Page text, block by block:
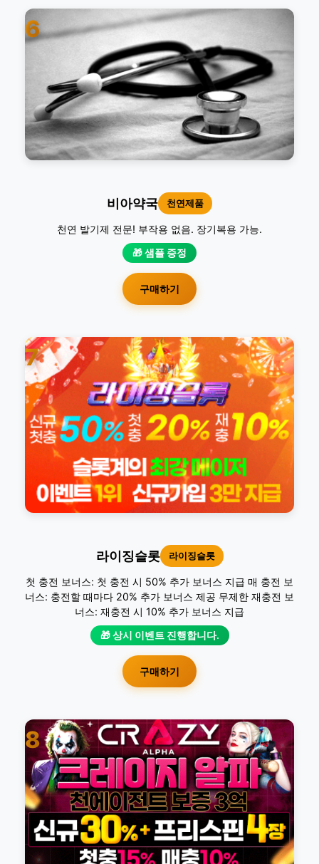
6
비아약국 천연제품
천연 발기제 전문! 부작용 없음. 장기복용 가능.
🎁 샘플 증정
구매하기
7
라이징슬롯 라이징슬롯
첫 충전 보너스: 첫 충전 시 50% 추가 보너스 지급 매 충전 보
너스: 충전할 때마다 20% 추가 보너스 제공 무제한 재충전 보
너스: 재충전 시 10% 추가 보너스 지급
🎁 상시 이벤트 진행합니다.
구매하기
8